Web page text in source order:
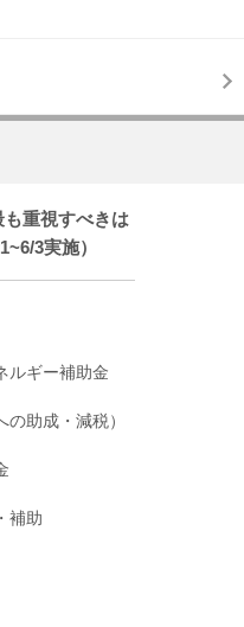
重視すべきは
3実施）
ルギー補助金
助成・減税）
補助